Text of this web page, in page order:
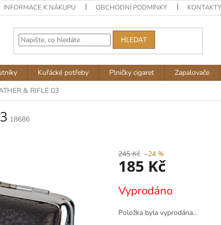
INFORMACE K NÁKUPU OBCHODNÍ PODMÍNKY KONTAKTY
HLEDAT
Kuřácké potřeby Plničky cigaret Zapalovače
& RIFLE 03
18686
245 Kč –24 %
185 Kč
cena:
Vyprodáno
Položka byla vyprodána…